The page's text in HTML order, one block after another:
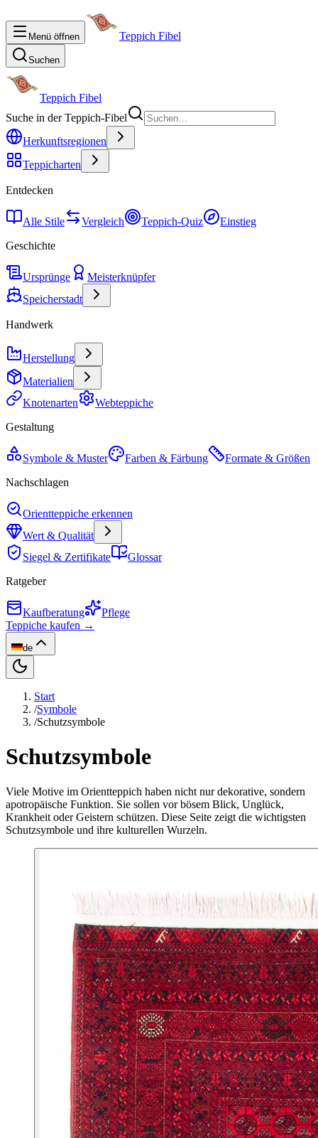
Menü öffnen Teppich Fibel
Suchen
Teppich Fibel
Suche in der Teppich-Fibel
Herkunftsregionen
Teppicharten
Entdecken
Alle Stile Vergleich Teppich-Quiz
Einstieg
Geschichte
Ursprünge
Meisterknüpfer
Speicherstadt
Handwerk
Herstellung
Materialien
Knotenarten
Webteppiche
Gestaltung
Symbole & Muster Farben & Färbung
Formate & Größen
Nachschlagen
Orientteppiche erkennen
Wert & Qualität
Siegel & Zertifikate
Glossar
Ratgeber
Kaufberatung
Pflege
Teppiche kaufen →
de
Start
/Symbole
/Schutzsymbole
Schutzsymbole
Viele Motive im Orientteppich haben nicht nur dekorative, sondern
apotropäische Funktion. Sie sollen vor bösem Blick, Unglück,
Krankheit oder Geistern schützen. Diese Seite zeigt die wichtigsten
Schutzsymbole und ihre kulturellen Wurzeln.